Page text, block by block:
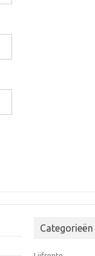
Categorieën